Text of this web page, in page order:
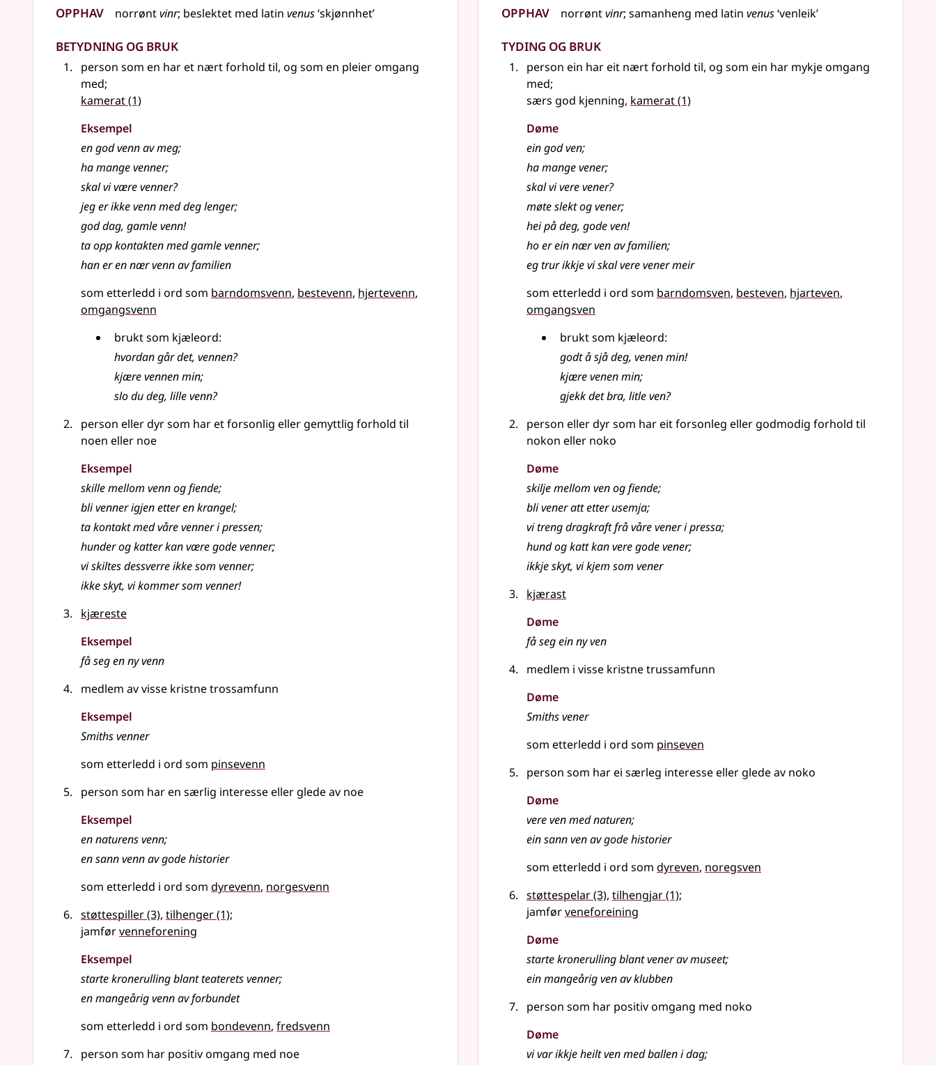
Opphav norrøntvinr; beslektet med latin venus‘skjønnhet’
Betydning og bruk
person som en har et nært forhold til, og som en pleier omgang
med;
kamerat(1)
Eksempel
en godvennav meg;
ha mangevenner;
skal vi være venner?
jeg er ikke venn med deg lenger;
god dag, gamle venn!
ta opp kontakten med gamle venner;
han er en nær venn av familien
som etterledd i ord som barndomsvenn bestevenn hjertevenn
omgangsvenn
brukt som kjæleord:
hvordan går det, vennen?
kjære vennen min;
slo du deg, lille venn?
person eller dyr som har et forsonlig eller gemyttlig forhold til
noen eller noe
Eksempel
skille mellom venn og fiende;
bli venner igjen etter en krangel;
ta kontakt med våre venner i pressen;
hunder og katter kan være gode venner;
vi skiltes dessverre ikke som venner;
ikke skyt, vi kommer som venner!
kjæreste
Eksempel
få seg en nyvenn
medlem av visse kristne trossamfunn
Eksempel
Smiths venner
som etterledd i ord som pinsevenn
person som har en særlig interesse eller glede av noe
Eksempel
en naturens venn;
en sannvennav gode historier
som etterledd i ord som dyrevenn norgesvenn
støttespiller(3), tilhenger(1);
jamførvenneforening
Eksempel
starte kronerulling blant teaterets venner;
en mangeårig venn av forbundet
som etterledd i ord som bondevenn fredsvenn
person som har positiv omgang med noe
Opphav norrøntvinr; samanheng med latin venus‘venleik’
Tyding og bruk
person ein har eit nært forhold til, og som ein har mykje omgang
med;
særs god kjenning, kamerat(1)
Døme
ein godven;
ha mangevener;
skal vi vere vener?
møte slekt ogvener;
hei på deg, gode ven!
ho er ein nær ven av familien;
eg trur ikkje vi skal vere vener meir
som etterledd i ord som barndomsven besteven hjarteven
omgangsven
brukt som kjæleord:
godt å sjå deg, venenmin!
kjære venen min;
gjekk det bra, litle ven?
person eller dyr som har eit forsonleg eller godmodig forhold til
nokon eller noko
Døme
skilje mellom ven og fiende;
bli vener att etter usemja;
vi treng dragkraft frå våre vener i pressa;
hund og katt kan vere gode vener;
ikkje skyt, vi kjem som vener
kjærast
Døme
få seg ein nyven
medlem i visse kristne trussamfunn
Døme
Smiths vener
som etterledd i ord som pinseven
person som har ei særleg interesse eller glede av noko
Døme
vere ven med naturen;
ein sannvenav gode historier
som etterledd i ord som dyreven noregsven
støttespelar(3), tilhengjar(1);
jamførveneforeining
Døme
starte kronerulling blant vener av museet;
ein mangeårig ven av klubben
person som har positiv omgang med noko
Døme
vi var ikkje heilt ven med ballen i dag;